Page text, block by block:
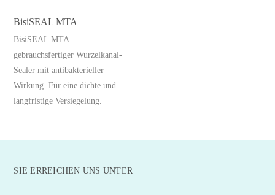
BisiSEAL MTA
BisiSEAL MTA –
gebrauchsfertiger Wurzelkanal-
Sealer mit antibakterieller
Wirkung. Für eine dichte und
langfristige Versiegelung.
SIE ERREICHEN UNS UNTER